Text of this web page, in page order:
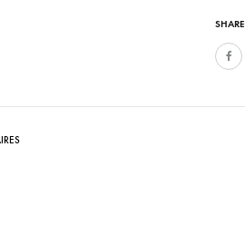
SHARE